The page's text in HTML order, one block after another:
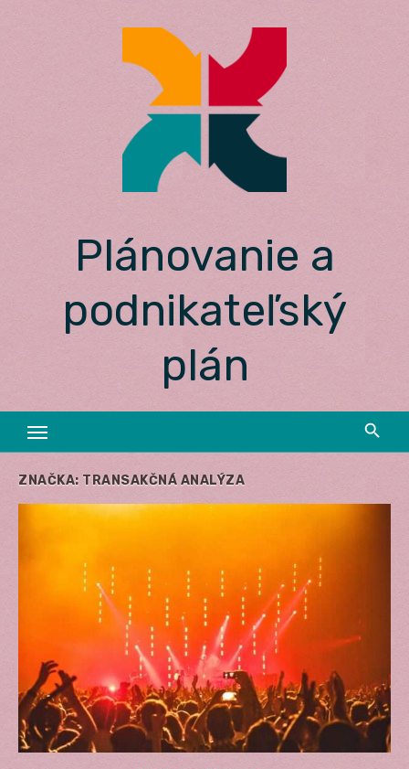
Plánovanie a
podnikateľský
plán
ZNAČKA: TRANSAKČNÁ ANALÝZA